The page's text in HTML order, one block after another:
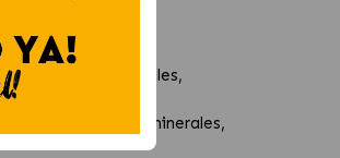
sustancias minerales,
sustancias minerales,